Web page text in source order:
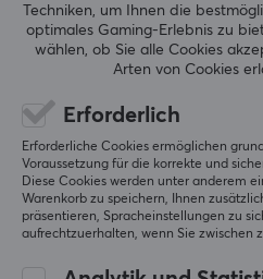
Skullcandy
ICON ANC On-Ear
Kabellose Kopfhörer -
119.90 €
Techniken, um Ihnen die
optimales Gaming-Erlebnis zu
wählen, ob Sie alle Cookies
Arten von Cookies
Erforderlich
Erforderliche Cookies ermöglichen
Voraussetzung für die korrekte und
Diese Cookies werden unter anderem
Warenkorb zu speichern, Ihnen
präsentieren, Spracheinstellungen zu
aufrechtzuerhalten, wenn Sie zwischen